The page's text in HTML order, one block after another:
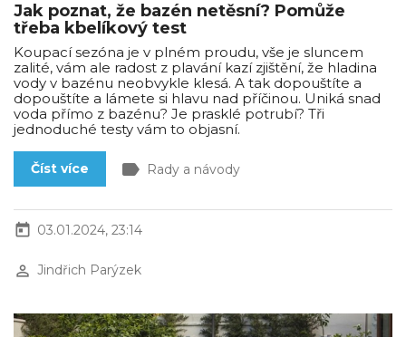
Jak poznat, že bazén netěsní? Pomůže
třeba kbelíkový test
Koupací sezóna je v plném proudu, vše je sluncem
zalité, vám ale radost z plavání kazí zjištění, že hladina
vody v bazénu neobvykle klesá. A tak dopouštíte a
dopouštíte a lámete si hlavu nad příčinou. Uniká snad
voda přímo z bazénu? Je prasklé potrubí? Tři
jednoduché testy vám to objasní.
Číst více label Rady a návody
today 03.01.2024, 23:14
perm_identity Jindřich Parýzek